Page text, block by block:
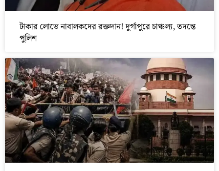
টাকার লোভে নাবালকদের রক্তদান! দুর্গাপুরে চাঞ্চল্য, তদন্তে
পুলিশ